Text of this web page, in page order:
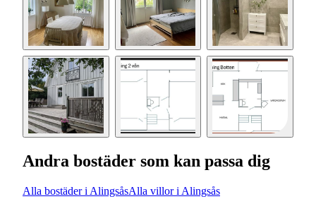
Andra bostäder som kan passa dig
Alla bostäder i AlingsåsAlla villor i Alingsås